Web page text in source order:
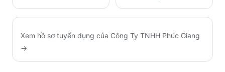
Xem hồ sơ tuyển dụng của Công Ty TNHH Phúc Giang
→